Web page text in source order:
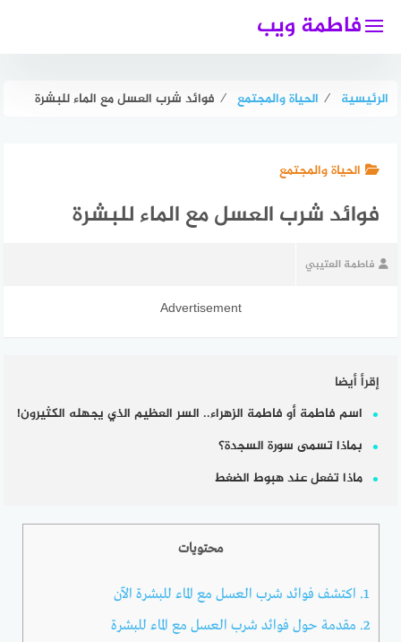
فاطمة ويب
الرئيسية ⁄ الحياة والمجتمع ⁄ فوائد شرب العسل مع الماء للبشرة
الحياة والمجتمع
فوائد شرب العسل مع الماء للبشرة
فاطمة العتيبي
Advertisement
إقرأ أيضا
اسم فاطمة أو فاطمة الزهراء.. السر العظيم الذي يجهله الكثيرون!
بماذا تسمى سورة السجدة؟
ماذا تفعل عند هبوط الضغط
محتويات
1. اكتشف فوائد شرب العسل مع الماء للبشرة الآن
2. مقدمة حول فوائد شرب العسل مع الماء للبشرة